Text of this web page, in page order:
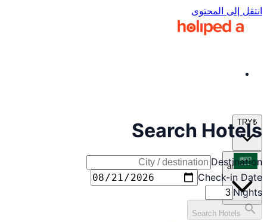
انتقل إلى المحتوى
₺
TRY
ar
Search Hotels
Destination
Check-in Date
Nights
search